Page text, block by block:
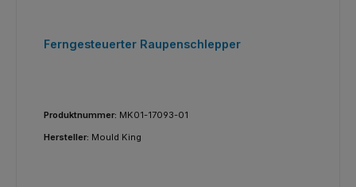
Ferngesteuerter Raupenschlepper
Produktnummer: MK01-17093-01
Hersteller: Mould King